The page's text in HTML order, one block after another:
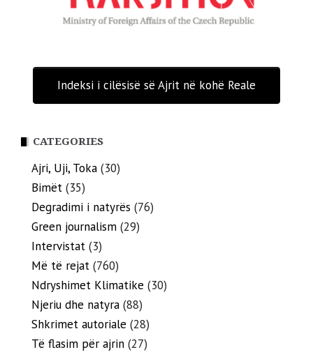
Indeksi i cilësisë së Ajrit në kohë Reale
CATEGORIES
Ajri, Uji, Toka (30)
Bimët (35)
Degradimi i natyrës (76)
Green journalism (29)
Intervistat (3)
Më të rejat (760)
Ndryshimet Klimatike (30)
Njeriu dhe natyra (88)
Shkrimet autoriale (28)
Të flasim për ajrin (27)